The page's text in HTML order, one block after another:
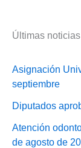
Últimas noticias
Asignación
septiembre
Diputados
Atención
de agosto de